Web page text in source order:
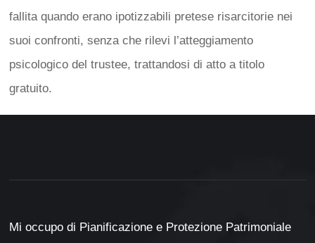
fallita quando erano ipotizzabili pretese risarcitorie nei
suoi confronti, senza che rilevi l’atteggiamento
psicologico del trustee, trattandosi di atto a titolo
gratuito.
Mi occupo di Pianificazione e Protezione Patrimoniale